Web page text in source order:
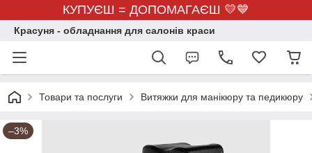
КУПУЄШ = ДОПОМАГАЄШ 💛💙
Красуня - обладнання для салонів краси
Товари та послуги Витяжки для манікюру та педикюру
–3%